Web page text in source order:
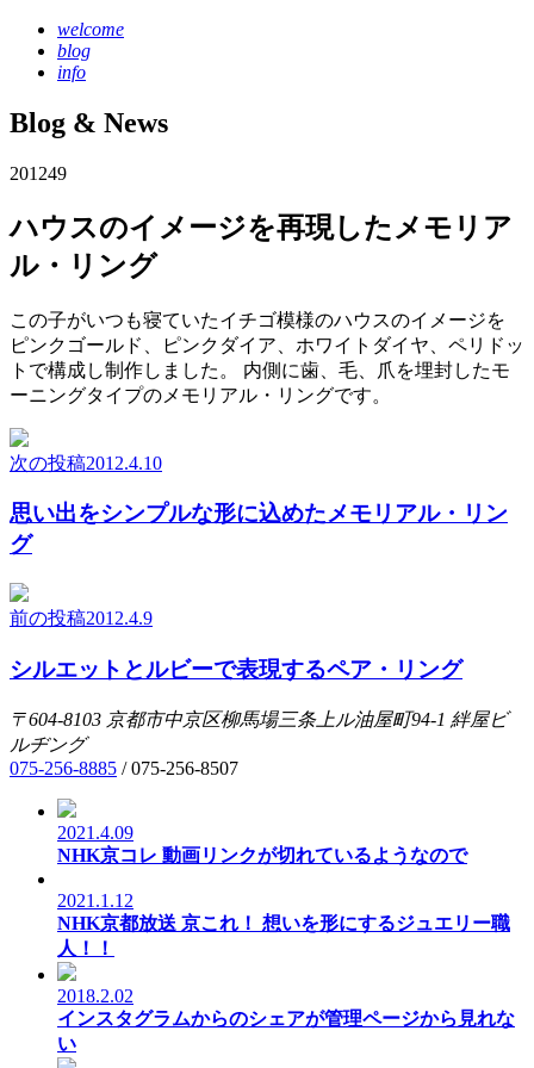
welcome
blog
info
Blog & News
201249
ハウスのイメージを再現したメモリア
ル・リング
この子がいつも寝ていたイチゴ模様のハウスのイメージを
ピンクゴールド、ピンクダイア、ホワイトダイヤ、ペリドッ
トで構成し制作しました。 内側に歯、毛、爪を埋封したモ
ーニングタイプのメモリアル・リングです。
次の投稿2012.4.10
思い出をシンプルな形に込めたメモリアル・リン
グ
前の投稿2012.4.9
シルエットとルビーで表現するペア・リング
〒604-8103 京都市中京区柳馬場三条上ル油屋町94-1 絆屋ビ
ルヂング
075-256-8885 /075-256-8507
2021.4.09
NHK京コレ 動画リンクが切れているようなので
2021.1.12
NHK京都放送 京これ！ 想いを形にするジュエリー職
人！！
2018.2.02
インスタグラムからのシェアが管理ページから見れな
い